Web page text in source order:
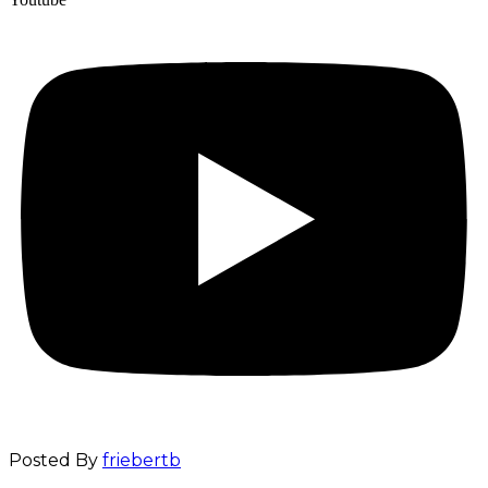
Posted By friebertb